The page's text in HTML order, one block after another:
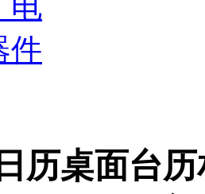
件
历桌面台